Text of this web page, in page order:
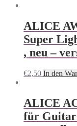
ALICE
Super
, neu –
€2,50 In den
ALICE
für